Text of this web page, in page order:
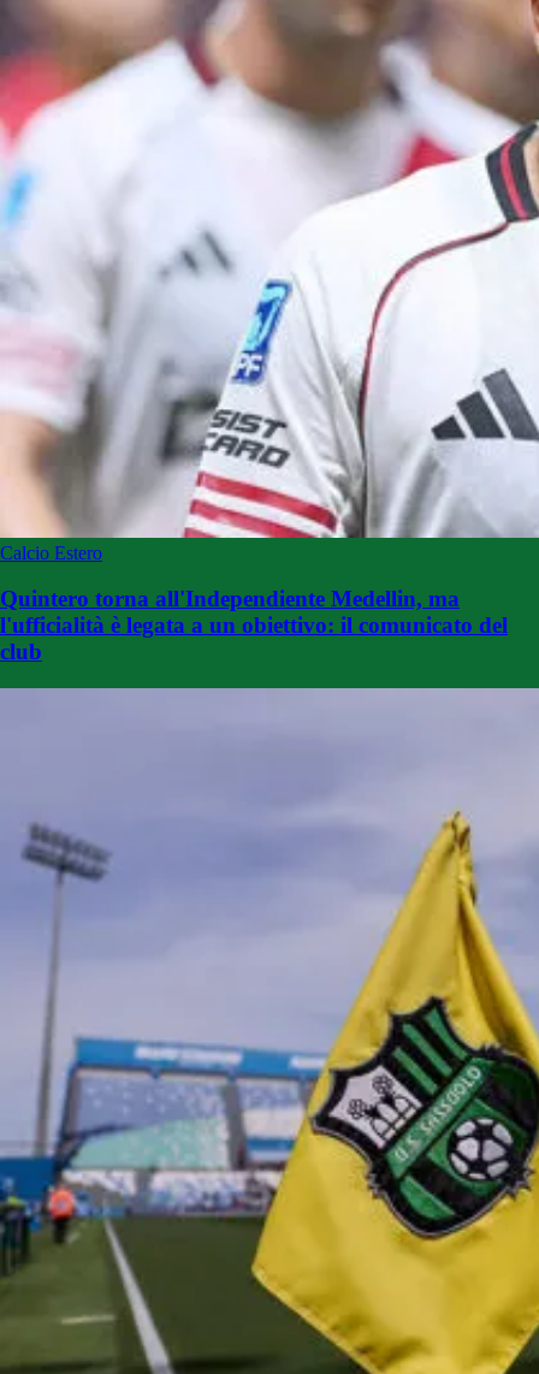
Calcio Estero
Quintero torna all'Independiente Medellin, ma
l'ufficialità è legata a un obiettivo: il comunicato del
club